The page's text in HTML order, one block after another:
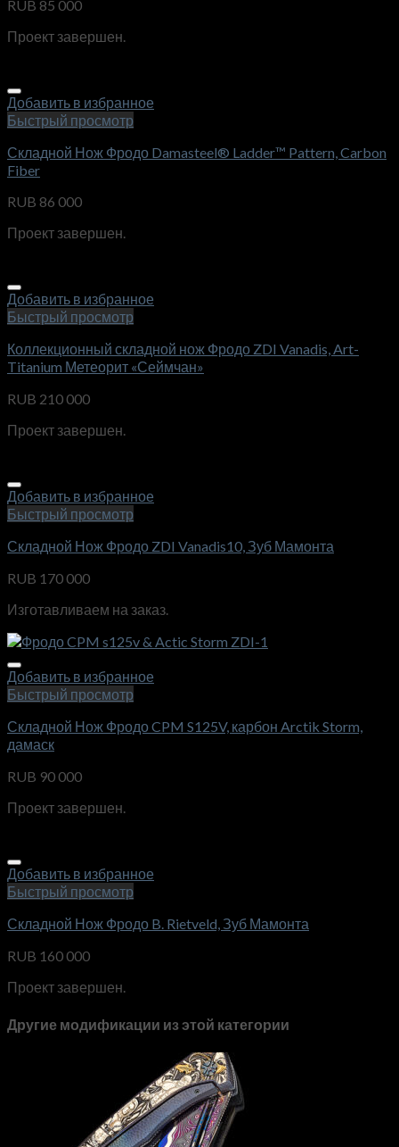
RUB 85 000
Проект завершен.
Добавить в избранное
Быстрый просмотр
Складной Нож Фродо Damasteel® Ladder™ Pattern, Carbon
Fiber
RUB 86 000
Проект завершен.
Добавить в избранное
Быстрый просмотр
Коллекционный складной нож Фродо ZDI Vanadis, Art-
Titanium Метеорит «Сеймчан»
RUB 210 000
Проект завершен.
Добавить в избранное
Быстрый просмотр
Складной Нож Фродо ZDI Vanadis10, Зуб Мамонта
RUB 170 000
Изготавливаем на заказ.
Добавить в избранное
Быстрый просмотр
Складной Нож Фродо CPM S125V, карбон Arctik Storm,
дамаск
RUB 90 000
Проект завершен.
Добавить в избранное
Быстрый просмотр
Складной Нож Фродо B. Rietveld, Зуб Мамонта
RUB 160 000
Проект завершен.
Другие модификации из этой категории